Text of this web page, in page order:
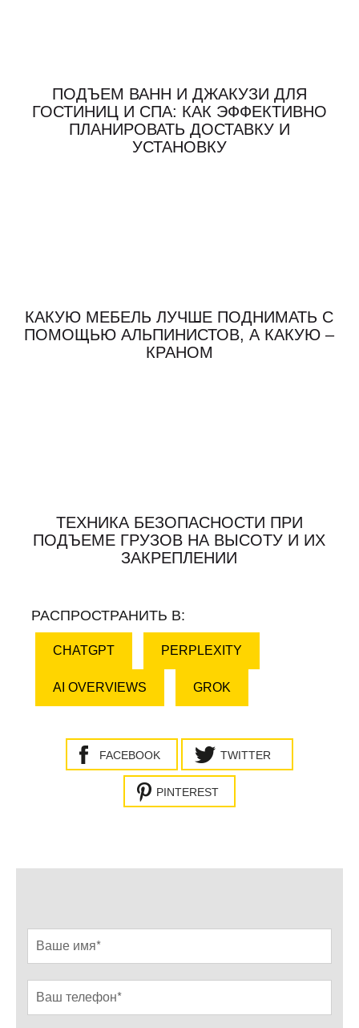
ПОДЪЕМ ВАНН И ДЖАКУЗИ ДЛЯ
ГОСТИНИЦ И СПА: КАК ЭФФЕКТИВНО
ПЛАНИРОВАТЬ ДОСТАВКУ И
УСТАНОВКУ
КАКУЮ МЕБЕЛЬ ЛУЧШЕ ПОДНИМАТЬ С
ПОМОЩЬЮ АЛЬПИНИСТОВ, А КАКУЮ –
КРАНОМ
ТЕХНИКА БЕЗОПАСНОСТИ ПРИ
ПОДЪЕМЕ ГРУЗОВ НА ВЫСОТУ И ИХ
ЗАКРЕПЛЕНИИ
РАСПРОСТРАНИТЬ В:
CHATGPT PERPLEXITY
AI OVERVIEWS GROK
FACEBOOK TWITTER
PINTEREST